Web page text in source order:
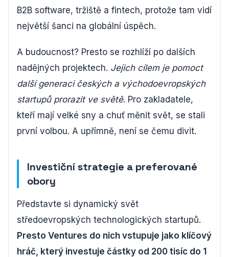
B2B software, tržiště a fintech, protože tam vidí
největší šanci na globální úspěch.
A budoucnost? Presto se rozhlíží po dalších
nadějných projektech. Jejich cílem je pomoct
další generaci českých a východoevropských
startupů prorazit ve světě. Pro zakladatele,
kteří mají velké sny a chuť měnit svět, se stali
první volbou. A upřímně, není se čemu divit.
Investiční strategie a preferované
obory
Představte si dynamický svět
středoevropských technologických startupů.
Presto Ventures do nich vstupuje jako klíčový
hráč, který investuje částky od 200 tisíc do 1